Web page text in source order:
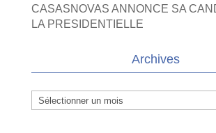
CASASNOVAS ANNONCE SA
LA PRESIDENTIELLE
Archives
Archives